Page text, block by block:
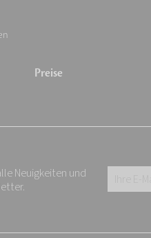
Preise
Neuigkeiten und